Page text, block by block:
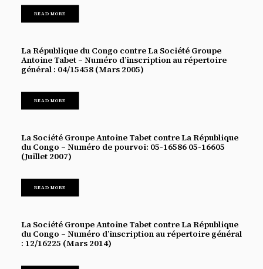
READ MORE
La République du Congo contre La Société Groupe
Antoine Tabet – Numéro d’inscription au répertoire
général : 04/15458 (Mars 2005)
READ MORE
La Société Groupe Antoine Tabet contre La République
du Congo – Numéro de pourvoi: 05-16586 05-16605
(Juillet 2007)
READ MORE
La Société Groupe Antoine Tabet contre La République
du Congo – Numéro d’inscription au répertoire général
: 12/16225 (Mars 2014)